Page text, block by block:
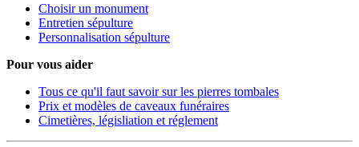
Choisir un monument
Entretien sépulture
Personnalisation sépulture
Pour vous aider
Tous ce qu'il faut savoir sur les pierres tombales
Prix et modèles de caveaux funéraires
Cimetières, législiation et réglement